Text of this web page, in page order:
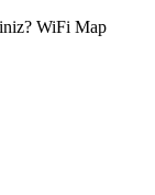
WiFi Map